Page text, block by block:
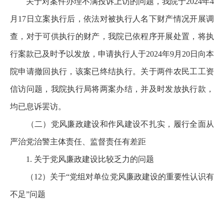
月17日立案执行后，依法对被执行人名下财产情况开展调
查，对于可供执行的财产，我院已依程序开展处置，将执
行案款已及时予以发放，申请执行人于2024年9月20日向本
院申请撤回执行，该案已终结执行。关于两件农民工工资
信访问题，我院执行局将两案办结，并及时发放执行款，
均已息诉罢访。
（二）党风廉政建设和作风建设不扎实，履行全面从
严治党治警主体责任、监督责任有差距
1. 关于党风廉政建设比较乏力的问题
（12）关于“党组对单位党风廉政建设的重要性认识有
不足”问题